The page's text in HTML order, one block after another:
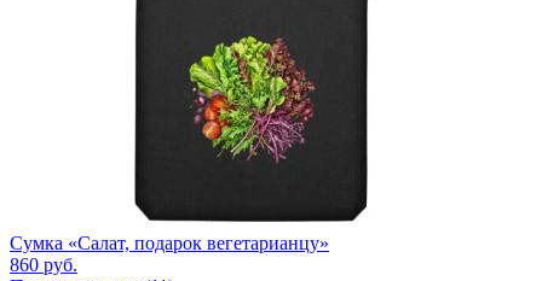
Сумка «Салат, подарок вегетарианцу»
860 руб.